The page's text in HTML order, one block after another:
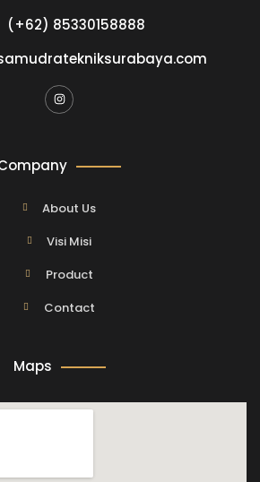
(+62) 85330158888
About Us
Visi Misi
Product
Contact
Maps